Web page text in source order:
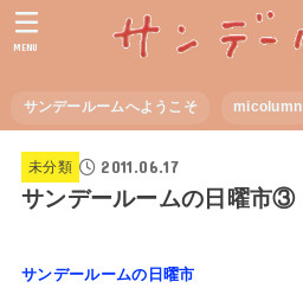
サンデールームへようこそ micolumn
MENU
未分類 2011.06.17
サンデールームの日曜市③
サンデールームの日曜市